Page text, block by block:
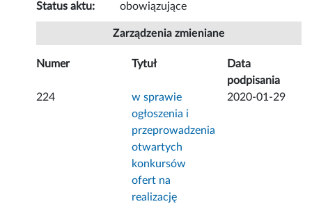
Status aktu: obowiązujące
Zarządzenia zmieniane
Numer Tytuł
Data
podpisania
224
w sprawie
ogłoszenia i
przeprowadzenia
otwartych
konkursów
ofert na
realizację
2020-01-29